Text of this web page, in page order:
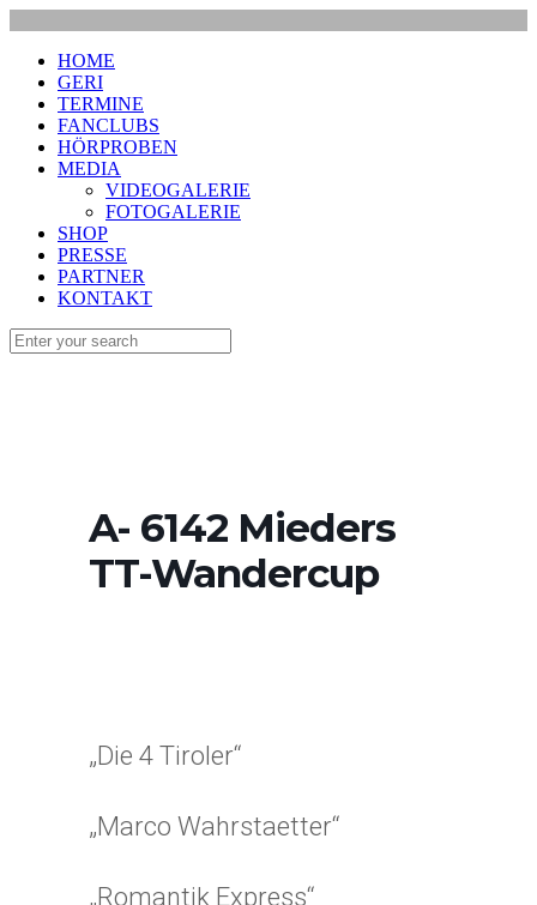
HOME
GERI
TERMINE
FANCLUBS
HÖRPROBEN
MEDIA
VIDEOGALERIE
FOTOGALERIE
SHOP
PRESSE
PARTNER
KONTAKT
A- 6142 Mieders
TT-Wandercup
„Die 4 Tiroler“
„Marco Wahrstaetter“
„Romantik Express“